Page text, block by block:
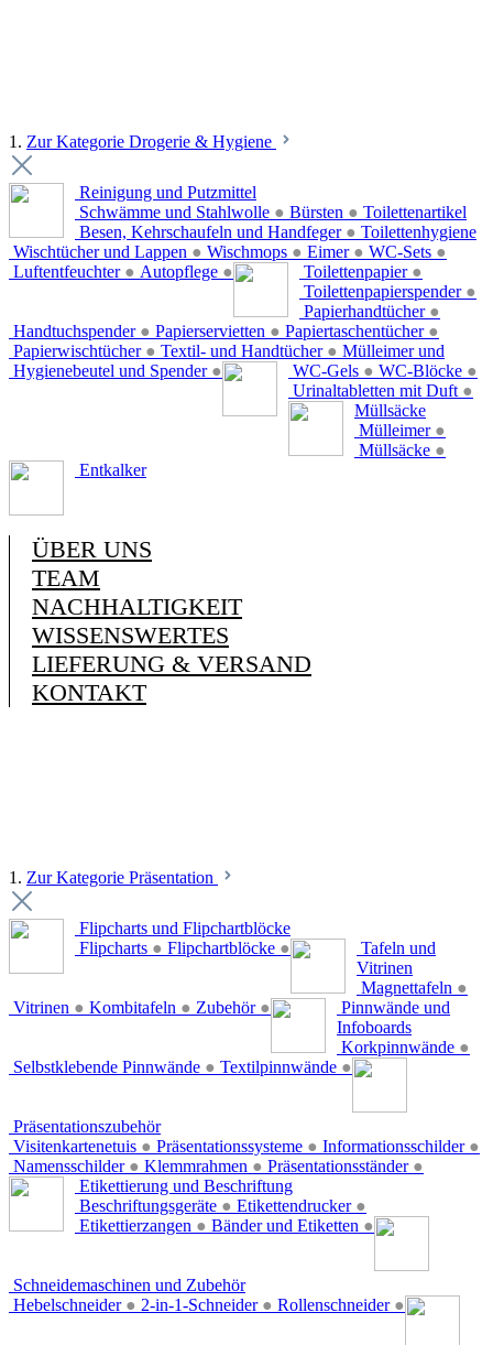
1. Zur Kategorie Drogerie & Hygiene
Reinigung und Putzmittel
Schwämme und Stahlwolle ● Bürsten ●
Besen, Kehrschaufeln und Handfeger ●
Wischtücher und Lappen ● Wischmops ● Eimer ● WC-Sets ●
Luftentfeuchter ● Autopflege ●
Toilettenartikel
Toilettenpapier ●
Toilettenpapierspender ●
Papierhandtücher ●
Handtuchspender ● Papierservietten ● Papiertaschentücher ●
Papierwischtücher ● Textil- und Handtücher ●
Hygienebeutel und Spender ●
Toilettenhygiene
WC-Gels ● WC-Blöcke ●
Urinaltabletten mit Duft ●
Mülleimer und
Müllsäcke
Mülleimer ●
Müllsäcke ●
Entkalker
ÜBER UNS
TEAM
NACHHALTIGKEIT
WISSENSWERTES
LIEFERUNG & VERSAND
KONTAKT
1. Zur Kategorie Präsentation
Flipcharts und Flipchartblöcke
Flipcharts ● Flipchartblöcke ●
Tafeln und
Vitrinen
Magnettafeln ●
Vitrinen ● Kombitafeln ● Zubehör ●
Pinnwände und
Infoboards
Korkpinnwände ●
Selbstklebende Pinnwände ● Textilpinnwände ●
Präsentationszubehör
Visitenkartenetuis ● Präsentationssysteme ● Informationsschilder ●
Namensschilder ● Klemmrahmen ● Präsentationsständer ●
Etikettierung und Beschriftung
Beschriftungsgeräte ● Etikettendrucker ●
Etikettierzangen ● Bänder und Etiketten ●
Schneidemaschinen und Zubehör
Hebelschneider ● 2-in-1-Schneider ● Rollenschneider ●